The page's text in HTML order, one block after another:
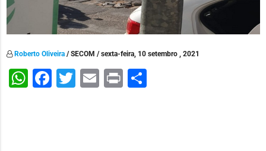
Roberto Oliveira/ SECOM / sexta-feira, 10 setembro , 2021
WhatsApp
Facebook
Twitter
EmailPrint